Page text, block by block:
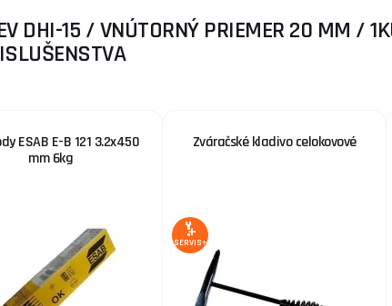
DHI-15 / VNÚTORNÝ PRIEMER 20 MM /
ESAB E-B 121 3.2x450
mm 6kg
Zváračské kladivo celokovové
SERVIS+